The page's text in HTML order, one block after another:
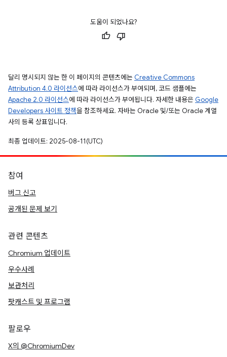
도움이 되었나요?
달리 명시되지 않는 한 이 페이지의 콘텐츠에는 Creative Commons
Attribution 4.0 라이선스에 따라 라이선스가 부여되며, 코드 샘플에는
Apache 2.0 라이선스에 따라 라이선스가 부여됩니다. 자세한 내용은 Google
Developers 사이트 정책을 참조하세요. 자바는 Oracle 및/또는 Oracle 계열
사의 등록 상표입니다.
최종 업데이트: 2025-08-11(UTC)
참여
버그 신고
공개된 문제 보기
관련 콘텐츠
Chromium 업데이트
우수사례
보관처리
팟캐스트 및 프로그램
팔로우
X의 @ChromiumDev